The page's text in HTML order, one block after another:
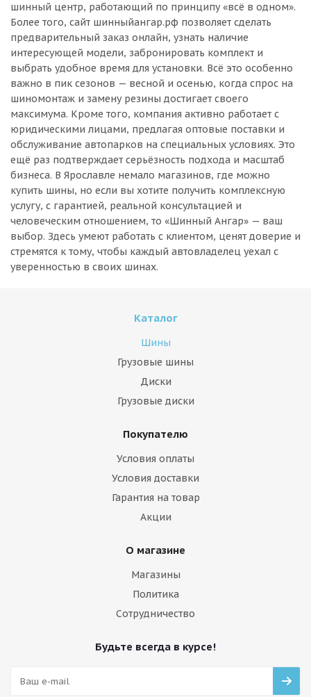
шинный центр, работающий по принципу «всё в одном».
Более того, сайт шинныйангар.рф позволяет сделать
предварительный заказ онлайн, узнать наличие
интересующей модели, забронировать комплект и
выбрать удобное время для установки. Всё это особенно
важно в пик сезонов — весной и осенью, когда спрос на
шиномонтаж и замену резины достигает своего
максимума. Кроме того, компания активно работает с
юридическими лицами, предлагая оптовые поставки и
обслуживание автопарков на специальных условиях. Это
ещё раз подтверждает серьёзность подхода и масштаб
бизнеса. В Ярославле немало магазинов, где можно
купить шины, но если вы хотите получить комплексную
услугу, с гарантией, реальной консультацией и
человеческим отношением, то «Шинный Ангар» — ваш
выбор. Здесь умеют работать с клиентом, ценят доверие и
стремятся к тому, чтобы каждый автовладелец уехал с
уверенностью в своих шинах.
Каталог
Шины
Грузовые шины
Диски
Грузовые диски
Покупателю
Условия оплаты
Условия доставки
Гарантия на товар
Акции
О магазине
Магазины
Политика
Сотрудничество
Будьте всегда в курсе!